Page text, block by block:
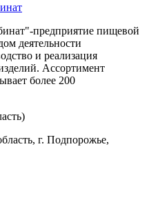
предприятие пищевой
деятельности
и реализация
Ассортимент
более 200
г. Подпорожье,